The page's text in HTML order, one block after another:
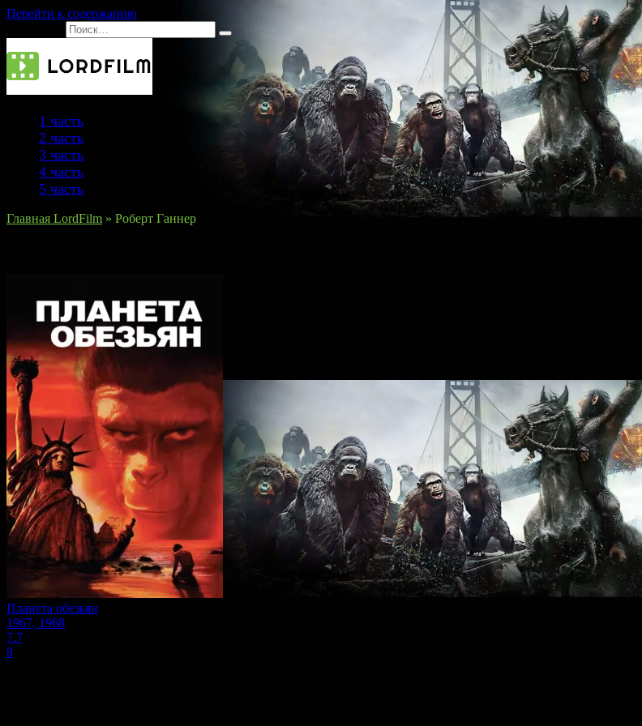
Перейти к содержанию
1 часть
2 часть
3 часть
4 часть
5 часть
Главная LordFilm » Роберт Ганнер
Планета обезьян
1967, 1968
7.7
8